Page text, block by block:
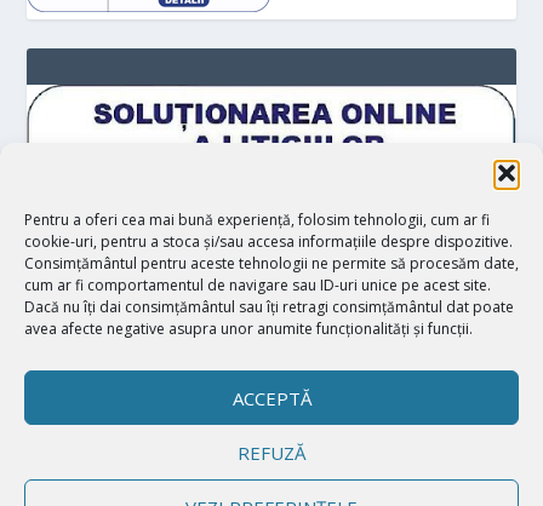
Pentru a oferi cea mai bună experiență, folosim tehnologii, cum ar fi
cookie-uri, pentru a stoca și/sau accesa informațiile despre dispozitive.
Consimțământul pentru aceste tehnologii ne permite să procesăm date,
cum ar fi comportamentul de navigare sau ID-uri unice pe acest site.
Dacă nu îți dai consimțământul sau îți retragi consimțământul dat poate
avea afecte negative asupra unor anumite funcționalități și funcții.
ACCEPTĂ
REFUZĂ
Proiectat deElegant Themes| Realizat deWordPress